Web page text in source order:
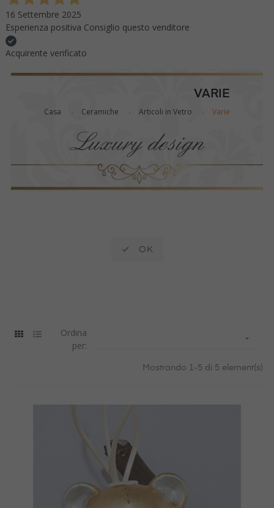
16 Settembre 2025
Esperienza positiva Consiglio questo venditore
Acquirente verificato
VARIE
Casa Ceramiche Articoli in Vetro Varie
 OK
Ordina
per:

Mostrando 1-5 di 5 element(s)